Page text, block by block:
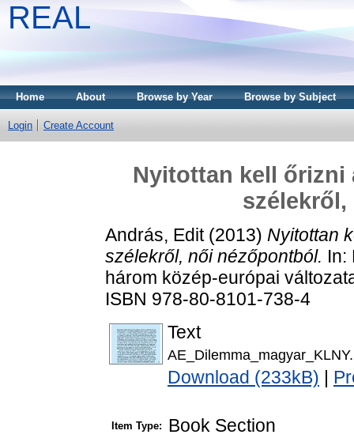
REAL
Home About Browse by Year Browse by Subject
Login Create Account
Nyitottan kell őrizni
András, Edit(2013) Nyitottan
szélekről, női nézőpontból. In:
három közép-európai
ISBN 978-80-8101-738-4
Text
Download (233kB)
Item Type: Book Section